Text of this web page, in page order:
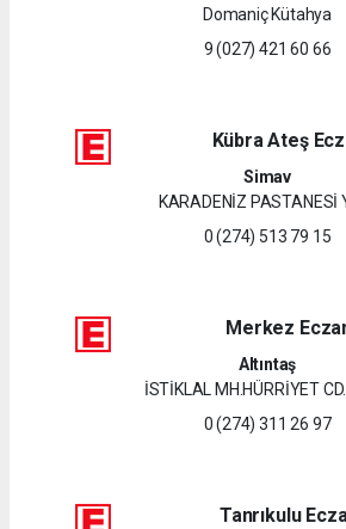
Domaniç Kütahya
9 (027) 421 60 66
Kübra Ateş
Simav
KARADENİZ PASTANESİ
0 (274) 513 79 15
Merkez
Altıntaş
İSTİKLAL MH.HÜRRİYET
0 (274) 311 26 97
Tanrıkulu